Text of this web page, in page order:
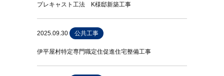
プレキャスト工法 K様邸新築工事
2025.09.30 公共工事
伊平屋村特定専門職定住促進住宅整備工事